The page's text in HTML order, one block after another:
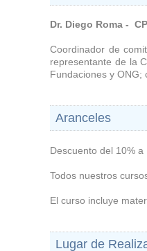
Dr. Diego Roma -
Coordinador de
representante de la
Fundaciones y ONG;
Aranceles
Descuento del 10% a
Todos nuestros
El curso incluye
Lugar de